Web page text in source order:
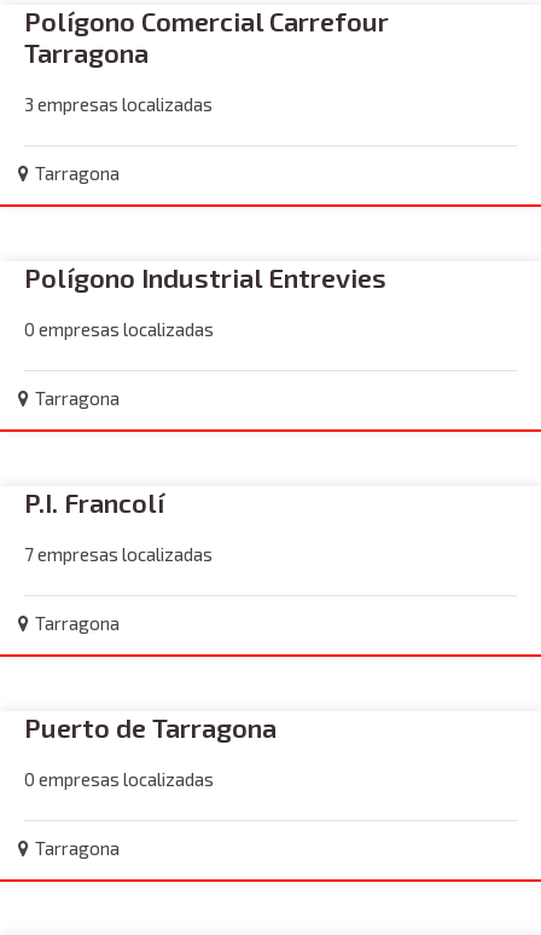
Polígono Comercial Carrefour
Tarragona
3 empresas localizadas
Tarragona
Polígono Industrial Entrevies
0 empresas localizadas
Tarragona
P.I. Francolí
7 empresas localizadas
Tarragona
Puerto de Tarragona
0 empresas localizadas
Tarragona